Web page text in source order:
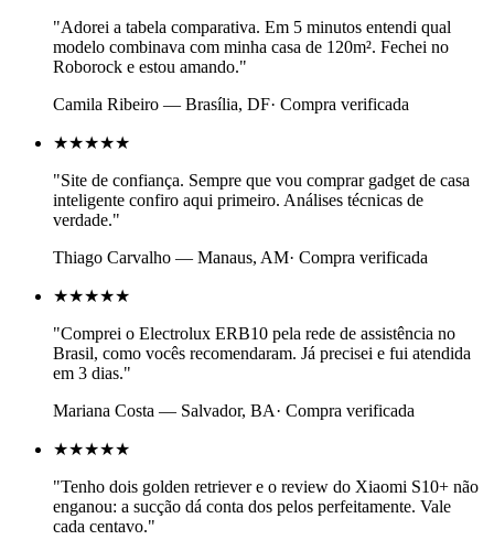
"Adorei a tabela comparativa. Em 5 minutos entendi qual
modelo combinava com minha casa de 120m². Fechei no
Roborock e estou amando."
Camila Ribeiro — Brasília, DF· Compra verificada
★★★★★
"Site de confiança. Sempre que vou comprar gadget de casa
inteligente confiro aqui primeiro. Análises técnicas de
verdade."
Thiago Carvalho — Manaus, AM· Compra verificada
★★★★★
"Comprei o Electrolux ERB10 pela rede de assistência no
Brasil, como vocês recomendaram. Já precisei e fui atendida
em 3 dias."
Mariana Costa — Salvador, BA· Compra verificada
★★★★★
"Tenho dois golden retriever e o review do Xiaomi S10+ não
enganou: a sucção dá conta dos pelos perfeitamente. Vale
cada centavo."